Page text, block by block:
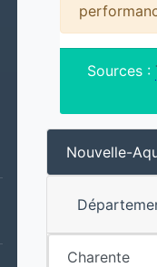
Sources :
Nouvelle-
Charente